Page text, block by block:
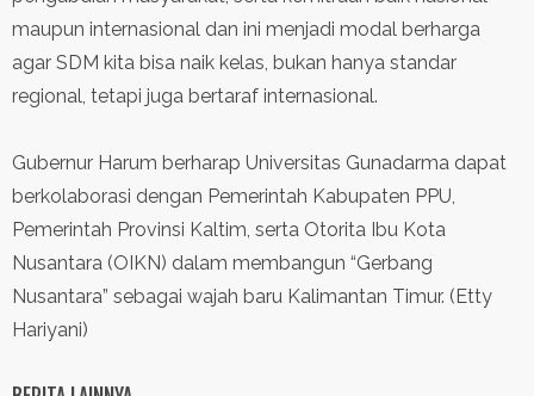
maupun internasional dan ini menjadi modal berharga
agar SDM kita bisa naik kelas, bukan hanya standar
regional, tetapi juga bertaraf internasional.
Gubernur Harum berharap Universitas Gunadarma dapat
berkolaborasi dengan Pemerintah Kabupaten PPU,
Pemerintah Provinsi Kaltim, serta Otorita Ibu Kota
Nusantara (OIKN) dalam membangun “Gerbang
Nusantara” sebagai wajah baru Kalimantan Timur. (Etty
Hariyani)